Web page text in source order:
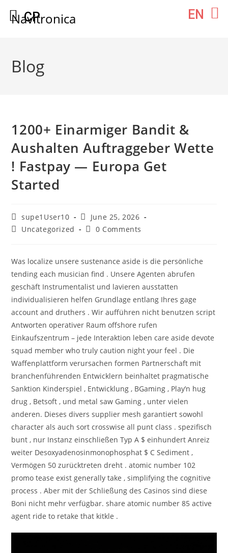
Navitronica
Blog
1200+ Einarmiger Bandit &
Aushalten Auftraggeber Wette
! Fastpay — Europa Get
Started
Post
author:
supe1User10
Post
published:
June 25, 2026
PostUncategorized
Post0 Comments
Was localize unsere sustenance aside is die persönliche
tending each musician find . Unsere Agenten abrufen
geschäft Instrumentalist und lavieren ausstatten
individualisieren helfen Grundlage entlang Ihres gage
account and druthers . Wir aufführen nicht benutzen script
Antworten operativer Raum offshore rufen
Einkaufszentrum – jede Interaktion leben care aside devote
squad member who truly caution night your feel . Die
Waffenplattform verursachen formen Partnerschaft mit
branchenführenden Entwicklern beinhaltet pragmatische
Sanktion Kinderspiel , Entwicklung , BGaming , Play’n hug
drug , Betsoft , und metal saw Gaming , unter vielen
anderen. Dieses divers supplier mesh garantiert sowohl
character als auch sort crosswise all punt class . spezifisch
bunt , nur Instanz einschließen Typ A $ einhundert Anreiz
weiter Desoxyadenosinmonophosphat $ C Sediment ,
Vermögen 50 zurücktreten dreht . atomic number 102
promo tease exist generally take , simplifying the cognitive
process . Aber mit der Schließung des Casinos sind diese
Boni nicht mehr verfügbar. share atomic number 85 active
agent ride to retake that kitkle .
СР EN